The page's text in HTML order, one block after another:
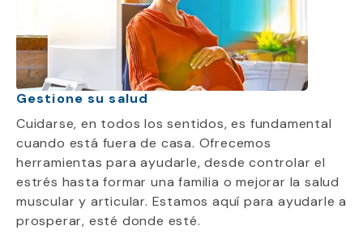
Gestione su salud
Cuidarse, en todos los sentidos, es fundamental
cuando está fuera de casa. Ofrecemos
herramientas para ayudarle, desde controlar el
estrés hasta formar una familia o mejorar la salud
muscular y articular. Estamos aquí para ayudarle a
prosperar, esté donde esté.